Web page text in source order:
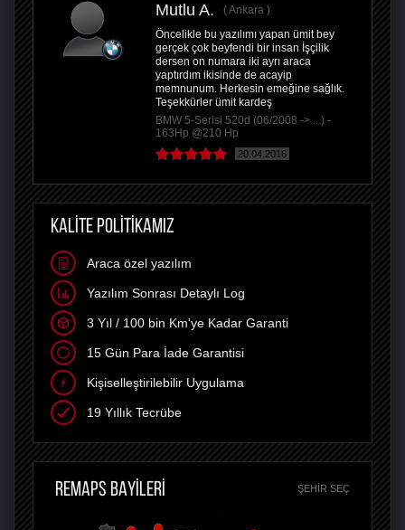
Mutlu A.
Ankara
Öncelikle bu yazılımı yapan ümit bey
gerçek çok beyfendi bir insan İşçilik
dersen on numara iki ayrı araca
yaptırdım ikisinde de acayip
memnunum. Herkesin emeğine sağlık.
Teşekkürler ümit kardeş
BMW 5-Serisi 520d (06/2008 -> ...) -
163Hp @210 Hp
20.04.2016
KALİTE POLİTİKAMIZ
Araca özel yazılım
Yazılım Sonrası Detaylı Log
3 Yıl / 100 bin Km'ye Kadar Garanti
15 Gün Para İade Garantisi
Kişiselleştirilebilir Uygulama
19 Yıllık Tecrübe
REMAPS BAYİLERİ ŞEHIR SEÇ